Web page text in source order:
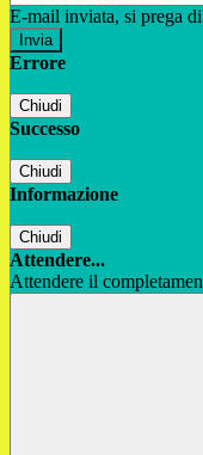
E-mail inviata, si prega
Errore
Chiudi
Successo
Chiudi
Informazione
Chiudi
Attendere...
Attendere il